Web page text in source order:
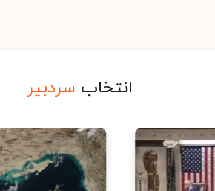
انتخاب سردبیر